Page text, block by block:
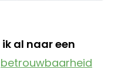
al naar een
betrouwbaarheid